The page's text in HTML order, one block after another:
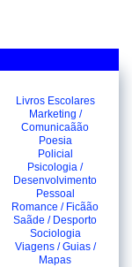
Livros Escolares
Marketing /
Comunicaãão
Poesia
Policial
Psicologia /
Desenvolvimento
Pessoal
Romance / Ficãão
Saãde / Desporto
Sociologia
Viagens / Guias /
Mapas